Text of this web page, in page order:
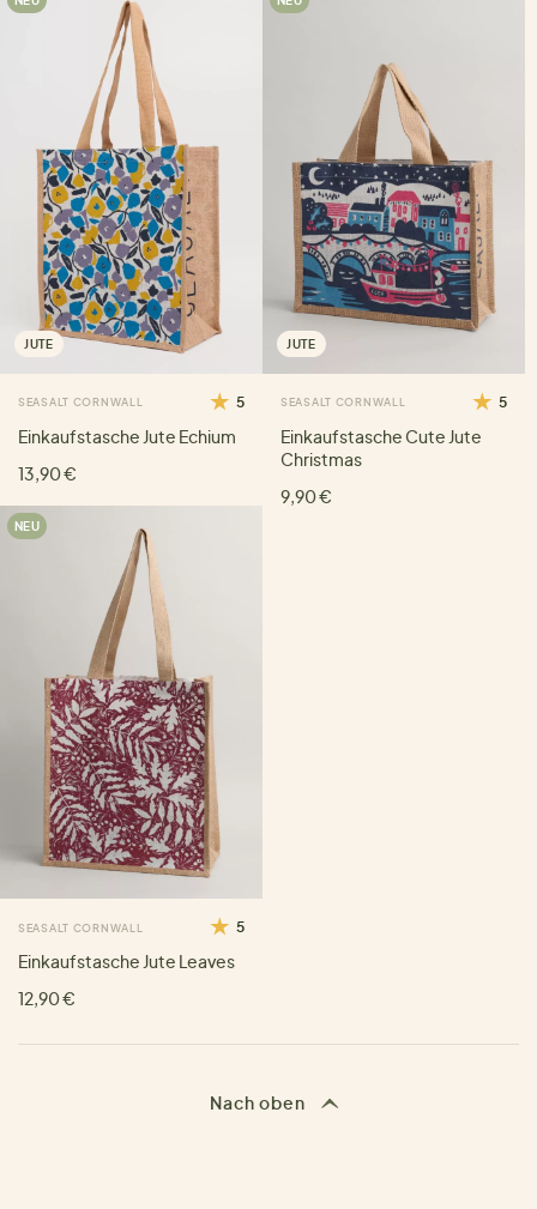
JUTE
SEASALT CORNWALL 5
Einkaufstasche Jute Echium
13,90 €
JUTE
SEASALT CORNWALL 5
Einkaufstasche Cute Jute
Christmas
9,90 €
NEU
SEASALT CORNWALL 5
Einkaufstasche Jute Leaves
12,90 €
Nach oben